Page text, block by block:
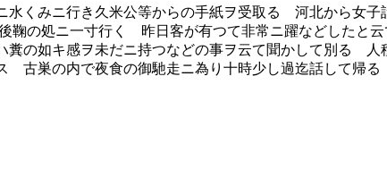
みニ行き久米公等からの手紙ヲ受取る 河北から女
鞠の処ニ一寸行く 昨日客が有つて非常ニ躍などした
の如キ感ヲ未だニ持つなどの事ヲ云て聞かして別る 人
巣の内で夜食の御馳走ニ為り十時少し過迄話して帰